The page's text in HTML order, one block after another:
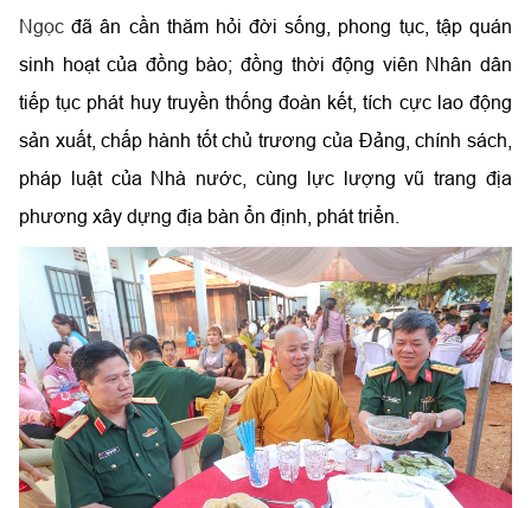
Ngọc đã ân cần thăm hỏi đời sống, phong tục, tập quán
sinh hoạt của đồng bào; đồng thời động viên Nhân dân
tiếp tục phát huy truyền thống đoàn kết, tích cực lao động
sản xuất, chấp hành tốt chủ trương của Đảng, chính sách,
pháp luật của Nhà nước, cùng lực lượng vũ trang địa
phương xây dựng địa bàn ổn định, phát triển.